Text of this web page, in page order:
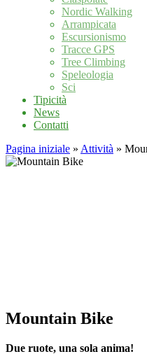
Nordic Walking
Arrampicata
Escursionismo
Tracce GPS
Tree Climbing
Speleologia
Sci
Tipicità
News
Contatti
Pagina iniziale » Attività »
Mountain Bike
Due ruote, una sola anima!